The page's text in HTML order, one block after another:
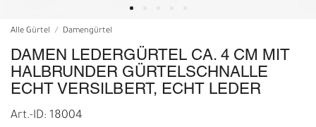
Alle Gürtel Damengürtel
DAMEN LEDERGÜRTEL CA. 4 CM MIT
HALBRUNDER GÜRTELSCHNALLE
ECHT VERSILBERT, ECHT LEDER
Art.-ID: 18004